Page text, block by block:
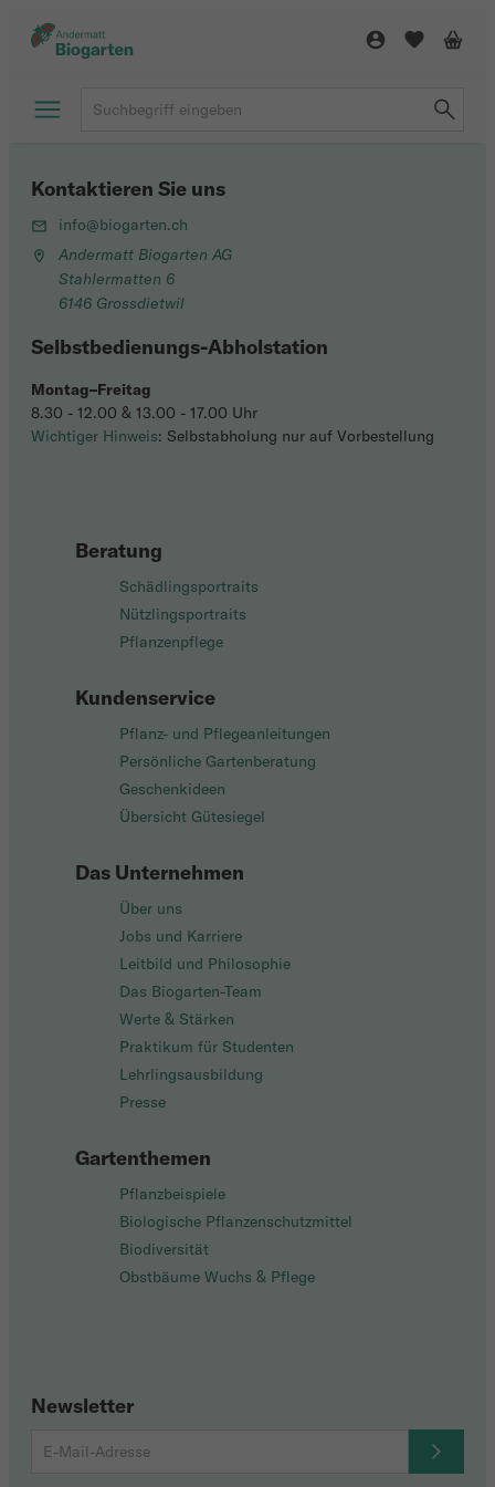
Beratung
Schädlingsportraits
Nützlingsportraits
Pflanzenpflege
Kundenservice
Pflanz- und Pflegeanleitungen
Persönliche Gartenberatung
Geschenkideen
Übersicht Gütesiegel
Das Unternehmen
Über uns
Jobs und Karriere
Leitbild und Philosophie
Das Biogarten-Team
Werte & Stärken
Praktikum für Studenten
Lehrlingsausbildung
Presse
Gartenthemen
Pflanzbeispiele
Biologische Pflanzenschutzmittel
Biodiversität
Obstbäume Wuchs & Pflege
Newsletter
Kontaktieren Sie uns
info@biogarten.ch
Andermatt Biogarten AG
Stahlermatten 6
6146 Grossdietwil
Selbstbedienungs-Abholstation
Montag–Freitag
8.30 - 12.00 & 13.00 - 17.00 Uhr
Wichtiger Hinweis: Selbstabholung nur auf Vorbestellung